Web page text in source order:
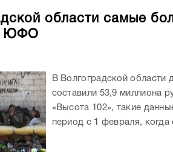
области самые
ЮФО
В Волгоградской области
составили 53,9 миллиона
«Высота 102», такие
период с 1 февраля,